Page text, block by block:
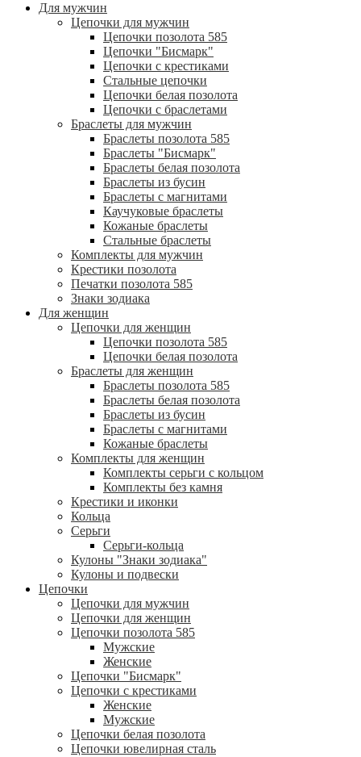
Для мужчин
Цепочки для мужчин
Цепочки позолота 585
Цепочки "Бисмарк"
Цепочки с крестиками
Стальные цепочки
Цепочки белая позолота
Цепочки с браслетами
Браслеты для мужчин
Браслеты позолота 585
Браслеты "Бисмарк"
Браслеты белая позолота
Браслеты из бусин
Браслеты с магнитами
Каучуковые браслеты
Кожаные браслеты
Стальные браслеты
Комплекты для мужчин
Крестики позолота
Печатки позолота 585
Знаки зодиака
Для женщин
Цепочки для женщин
Цепочки позолота 585
Цепочки белая позолота
Браслеты для женщин
Браслеты позолота 585
Браслеты белая позолота
Браслеты из бусин
Браслеты с магнитами
Кожаные браслеты
Комплекты для женщин
Комплекты серьги с кольцом
Комплекты без камня
Крестики и иконки
Кольца
Серьги
Серьги-кольца
Кулоны "Знаки зодиака"
Кулоны и подвески
Цепочки
Цепочки для мужчин
Цепочки для женщин
Цепочки позолота 585
Мужские
Женские
Цепочки "Бисмарк"
Цепочки с крестиками
Женские
Мужские
Цепочки белая позолота
Цепочки ювелирная сталь